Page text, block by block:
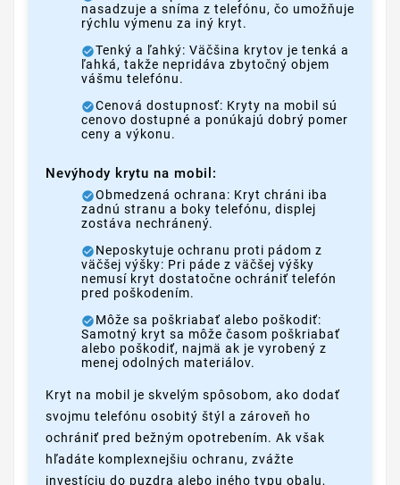
nasadzuje a sníma z telefónu, čo umožňuje
rýchlu výmenu za iný kryt.
Tenký a ľahký: Väčšina krytov je tenká a
ľahká, takže nepridáva zbytočný objem
vášmu telefónu.
Cenová dostupnosť: Kryty na mobil sú
cenovo dostupné a ponúkajú dobrý pomer
ceny a výkonu.
Nevýhody krytu na mobil:
Obmedzená ochrana: Kryt chráni iba
zadnú stranu a boky telefónu, displej
zostáva nechránený.
Neposkytuje ochranu proti pádom z
väčšej výšky: Pri páde z väčšej výšky
nemusí kryt dostatočne ochrániť telefón
pred poškodením.
Môže sa poškriabať alebo poškodiť:
Samotný kryt sa môže časom poškriabať
alebo poškodiť, najmä ak je vyrobený z
menej odolných materiálov.
Kryt na mobil je skvelým spôsobom, ako dodať
svojmu telefónu osobitý štýl a zároveň ho
ochrániť pred bežným opotrebením. Ak však
hľadáte komplexnejšiu ochranu, zvážte
investíciu do puzdra alebo iného typu obalu,